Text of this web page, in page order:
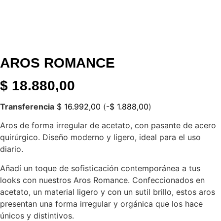
AROS ROMANCE
$ 18.880,00
Transferencia $ 16.992,00 (-$ 1.888,00)
Aros de forma irregular de acetato, con pasante de acero
quirúrgico. Diseño moderno y ligero, ideal para el uso
diario.
Añadí un toque de sofisticación contemporánea a tus
looks con nuestros Aros Romance. Confeccionados en
acetato, un material ligero y con un sutil brillo, estos aros
presentan una forma irregular y orgánica que los hace
únicos y distintivos.